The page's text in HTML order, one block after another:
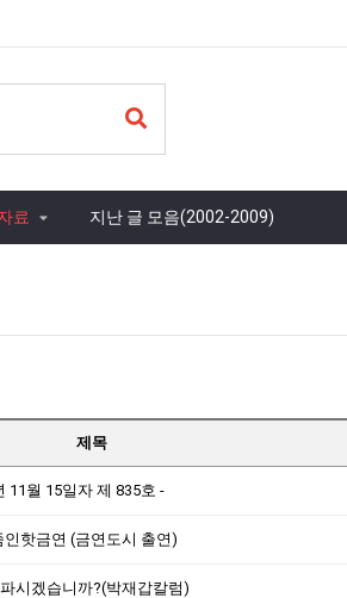
료 지난 글 모음(2002-2009)
제목
11월 15일자 제 835호 -
인핫금연 (금연도시 출연)
시겠습니까?(박재갑칼럼)